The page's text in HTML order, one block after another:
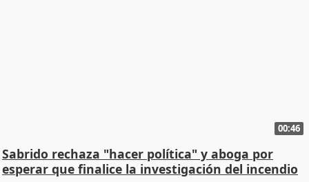
00:46
Sabrido rechaza "hacer política" y aboga por
esperar que finalice la investigación del incendio